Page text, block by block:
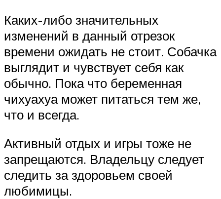
Каких-либо значительных
изменений в данный отрезок
времени ожидать не стоит. Собачка
выглядит и чувствует себя как
обычно. Пока что беременная
чихуахуа может питаться тем же,
что и всегда.
Активный отдых и игры тоже не
запрещаются. Владельцу следует
следить за здоровьем своей
любимицы.